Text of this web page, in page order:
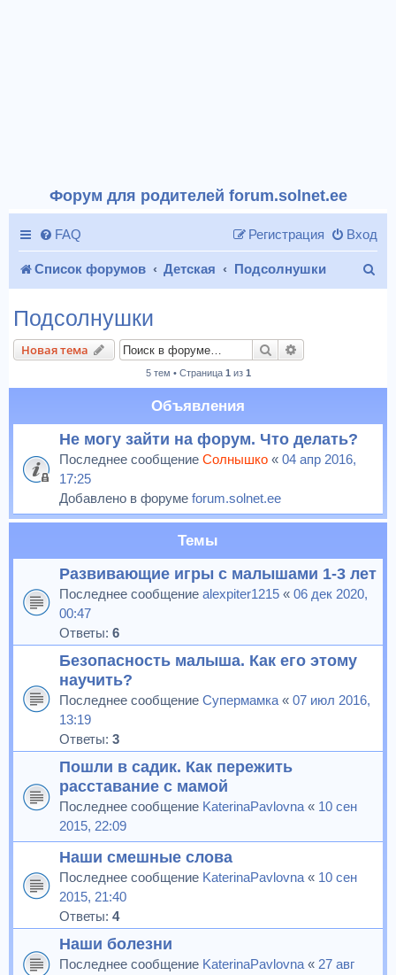
Форум для родителей forum.solnet.ee
FAQ Вход
Регистрация
Список форумов Детская Подсолнушки
к
Подсолнушки
Новая тема Поиск
5 тем • Страница 1 из 1
Объявления
Не могу зайти на форум. Что делать?
Последнее сообщение Солнышко « 04 апр 2016,
17:25
Добавлено в форуме forum.solnet.ee
Темы
Развивающие игры с малышами 1-3 лет
Последнее сообщение alexpiter1215 « 06 дек 2020,
00:47
Ответы: 6
Безопасность малыша. Как его этому
научить?
Последнее сообщение Супермамка « 07 июл 2016,
13:19
Ответы: 3
Пошли в садик. Как пережить
расставание с мамой
Последнее сообщение KaterinaPavlovna « 10 сен
2015, 22:09
Наши смешные слова
Последнее сообщение KaterinaPavlovna « 10 сен
2015, 21:40
Ответы: 4
Наши болезни
Последнее сообщение KaterinaPavlovna « 27 авг